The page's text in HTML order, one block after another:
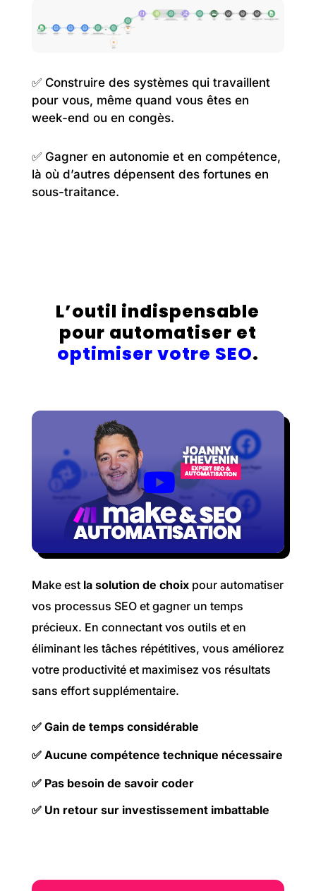
✅ Construire des systèmes qui travaillent
pour vous, même quand vous êtes en
week-end ou en congès.
✅ Gagner en autonomie et en compétence,
là où d’autres dépensent des fortunes en
sous-traitance.
L’outil indispensable
pour automatiser et
optimiser votre SEO.
Make est la solution de choix pour automatiser
vos processus SEO et gagner un temps
précieux. En connectant vos outils et en
éliminant les tâches répétitives, vous améliorez
votre productivité et maximisez vos résultats
sans effort supplémentaire.
✅ Gain de temps considérable
✅ Aucune compétence technique nécessaire
✅ Pas besoin de savoir coder
✅ Un retour sur investissement imbattable